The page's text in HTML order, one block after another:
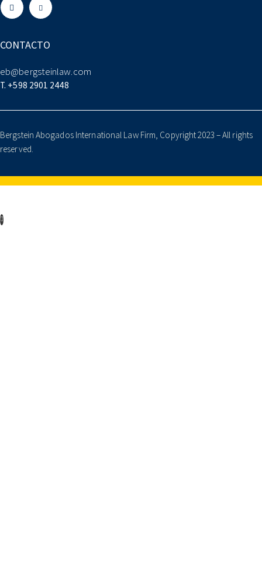
CONTACTO
eb@bergsteinlaw.com
T. +598 2901 2448
Bergstein Abogados International Law Firm, Copyright 2023 – All rights
reserved.